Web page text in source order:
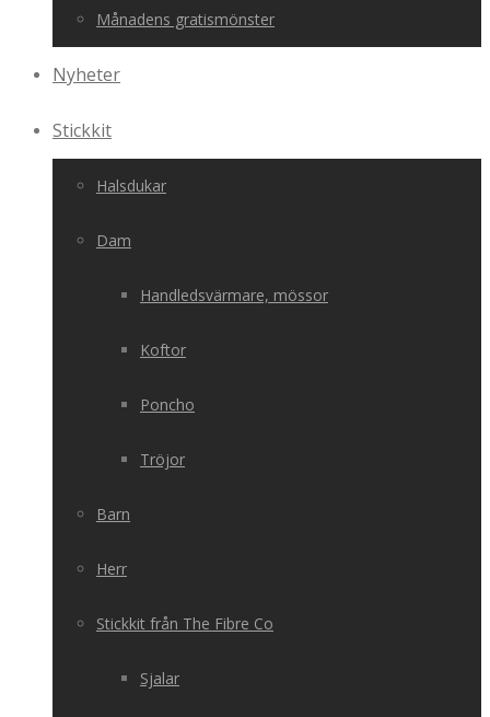
Månadens gratismönster
Nyheter
Stickkit
Halsdukar
Dam
Handledsvärmare, mössor
Koftor
Poncho
Tröjor
Barn
Herr
Stickkit från The Fibre Co
Sjalar